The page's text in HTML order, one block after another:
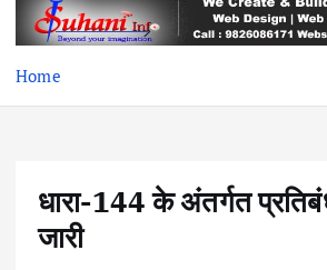
t
Home
धारा-144 के अंतर्गत
जारी